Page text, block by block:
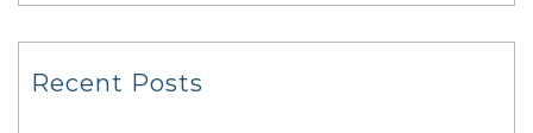
Recent Posts